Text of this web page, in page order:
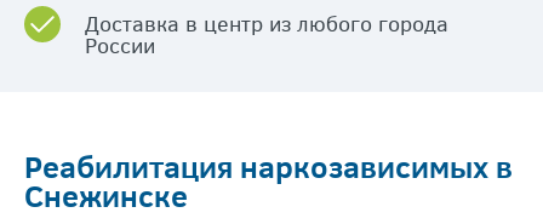
Доставка в центр из любого города
России
Реабилитация наркозависимых в
Снежинске